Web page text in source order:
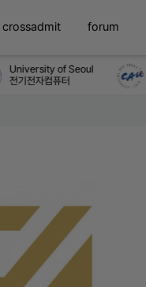
crossadmit forum
University of Seoul
전기전자컴퓨터